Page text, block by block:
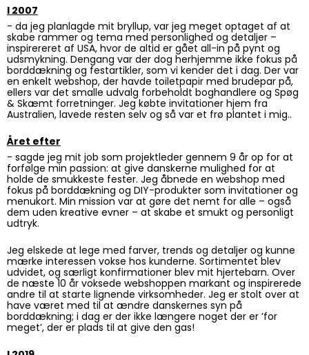
I 2007
- da jeg planlagde mit bryllup, var jeg meget optaget af at
skabe rammer og tema med personlighed og detaljer –
inspirereret af USA, hvor de altid er gået all-in på pynt og
udsmykning. Dengang var der dog herhjemme ikke fokus på
borddækning og festartikler, som vi kender det i dag. Der var
en enkelt webshop, der havde toiletpapir med brudepar på,
ellers var det smalle udvalg forbeholdt boghandlere og Spøg
& Skæmt forretninger. Jeg købte invitationer hjem fra
Australien, lavede resten selv og så var et frø plantet i mig..
Året efter
- sagde jeg mit job som projektleder gennem 9 år op for at
forfølge min passion: at give danskerne mulighed for at
holde de smukkeste fester. Jeg åbnede en webshop med
fokus på borddækning og DIY-produkter som invitationer og
menukort. Min mission var at gøre det nemt for alle – også
dem uden kreative evner – at skabe et smukt og personligt
udtryk.
Jeg elskede at lege med farver, trends og detaljer og kunne
mærke interessen vokse hos kunderne. Sortimentet blev
udvidet, og særligt konfirmationer blev mit hjertebarn. Over
de næste 10 år voksede webshoppen markant og inspirerede
andre til at starte lignende virksomheder. Jeg er stolt over at
have været med til at ændre danskernes syn på
borddækning; i dag er der ikke længere noget der er ’for
meget’, der er plads til at give den gas!